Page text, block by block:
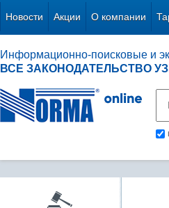
Новости Акции О компании
Информационно-поисковые и
ВСЕ ЗАКОНОДАТЕЛЬСТВО